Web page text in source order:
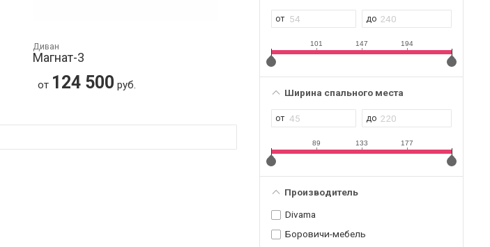
101 147 194
Ширина спального места
89 133 177
Производитель
Divama
Боровичи-мебель
Диван
Магнат-3
от 124 500 руб.